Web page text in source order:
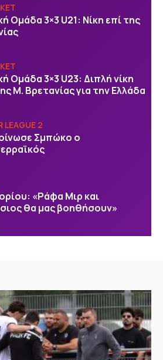
Ομάδα 3×3 U21: Νίκη επί της
Ομάδα 3×3 U23: Διπλή νίκη
Μ. Βρετανίας για την Ελλάδα
LEAGUE 2
Σμπώκο ο
«Ράφα Μιρ και
θα μας βοηθήσουν»